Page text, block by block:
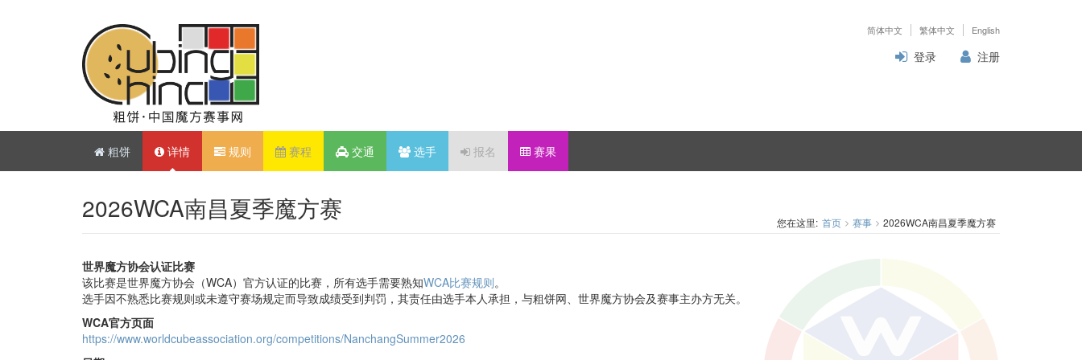
简体中文 繁体中文 English
登录 注册
粗饼 详情 规则 赛程 交通 选手 报名 赛果
2026WCA南昌夏季魔方赛 您在这里: 首页 赛事 2026WCA南昌夏季魔方赛
世界魔方协会认证比赛
该比赛是世界魔方协会（WCA）官方认证的比赛，所有选手需要熟知WCA比赛规则。
选手因不熟悉比赛规则或未遵守赛场规定而导致成绩受到判罚，其责任由选手本人承担，与粗饼网、世界魔方协会及赛事主办方无关。
WCA官方页面
https://www.worldcubeassociation.org/competitions/NanchangSummer2026